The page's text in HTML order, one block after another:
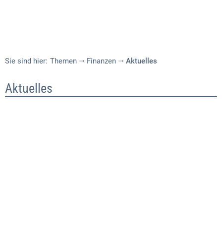
Sie sind hier: Themen Finanzen Aktuelles
Aktuelles
Aktuelles